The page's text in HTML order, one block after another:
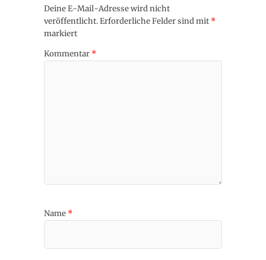
Deine E-Mail-Adresse wird nicht
veröffentlicht.Erforderliche Felder sind mit *
markiert
Kommentar *
Name *